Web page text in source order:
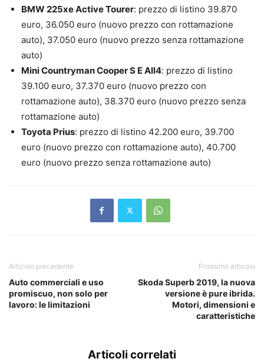
BMW 225xe Active Tourer: prezzo di listino 39.870
euro, 36.050 euro (nuovo prezzo con rottamazione
auto), 37.050 euro (nuovo prezzo senza rottamazione
auto)
Mini Countryman Cooper S E All4: prezzo di listino
39.100 euro, 37.370 euro (nuovo prezzo con
rottamazione auto), 38.370 euro (nuovo prezzo senza
rottamazione auto)
Toyota Prius: prezzo di listino 42.200 euro, 39.700
euro (nuovo prezzo con rottamazione auto), 40.700
euro (nuovo prezzo senza rottamazione auto)
Articolo precedente
Auto commerciali e uso
promiscuo, non solo per
lavoro: le limitazioni
Prossimo articolo
Skoda Superb 2019, la nuova
versione è pure ibrida.
Motori, dimensioni e
caratteristiche
Articoli correlati